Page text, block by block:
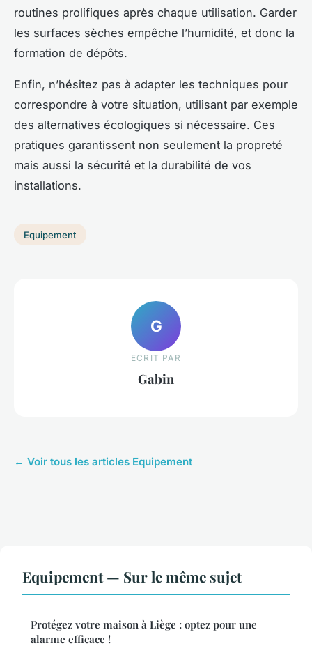
routines prolifiques après chaque utilisation. Garder
les surfaces sèches empêche l’humidité, et donc la
formation de dépôts.
Enfin, n’hésitez pas à adapter les techniques pour
correspondre à votre situation, utilisant par exemple
des alternatives écologiques si nécessaire. Ces
pratiques garantissent non seulement la propreté
mais aussi la sécurité et la durabilité de vos
installations.
Equipement
G
ECRIT PAR
Gabin
← Voir tous les articles Equipement
Equipement — Sur le même sujet
Protégez votre maison à Liège : optez pour une
alarme efficace !